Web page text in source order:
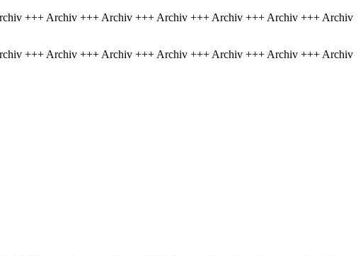
+++ Archiv +++ Archiv +++ Archiv +++ Archiv +++ Archiv +++ Archiv
+++ Archiv +++ Archiv +++ Archiv +++ Archiv +++ Archiv +++ Archiv